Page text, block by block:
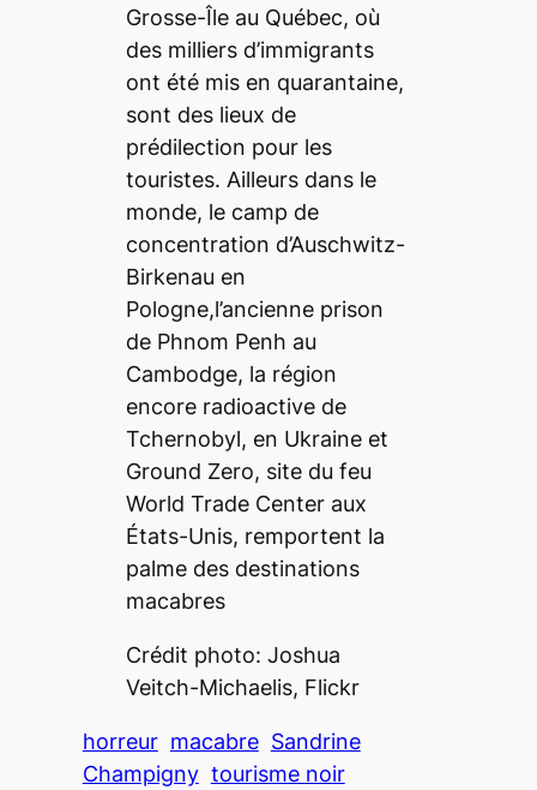
Grosse-Île au Québec, où
des milliers d’immigrants
ont été mis en quarantaine,
sont des lieux de
prédilection pour les
touristes. Ailleurs dans le
monde, le camp de
concentration d’Auschwitz-
Birkenau en
Pologne,l’ancienne prison
de Phnom Penh au
Cambodge, la région
encore radioactive de
Tchernobyl, en Ukraine et
Ground Zero, site du feu
World Trade Center aux
États-Unis, remportent la
palme des destinations
macabres
Crédit photo: Joshua
Veitch-Michaelis, Flickr
horreur macabre Sandrine
Champigny tourisme noir